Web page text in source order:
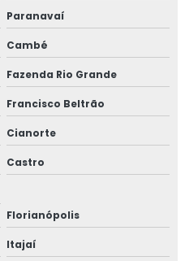
Paranavaí
Cambé
Fazenda Rio Grande
Francisco Beltrão
Cianorte
Castro
Florianópolis
Itajaí